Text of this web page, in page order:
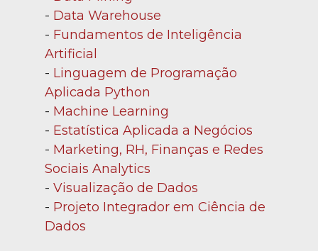
- Data Warehouse
- Fundamentos de Inteligência
Artificial
- Linguagem de Programação
Aplicada Python
- Machine Learning
- Estatística Aplicada a Negócios
- Marketing, RH, Finanças e Redes
Sociais Analytics
- Visualização de Dados
- Projeto Integrador em Ciência de
Dados